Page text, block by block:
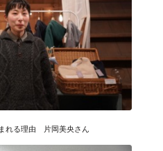
れる理由 片岡美央さん